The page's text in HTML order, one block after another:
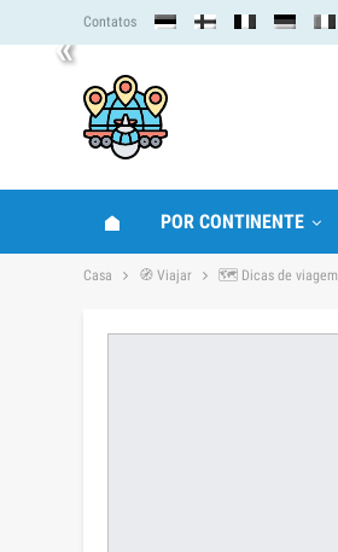
« Contatos
POR CONTINENTE
Casa 🧭 Viajar 🗺 Dicas de viagem